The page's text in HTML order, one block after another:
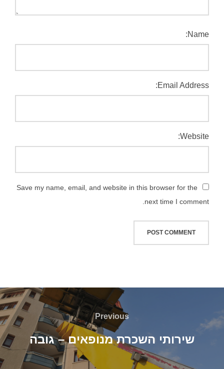
Name:
Email Address:
Website:
Save my name, email, and website in this browser for the
next time I comment.
Previous
שירותי השכרת מנופאים – גובה